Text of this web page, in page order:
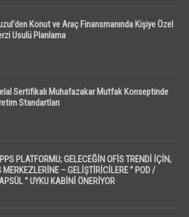
Konut ve Araç Finansmanında Kişiye Özel
Usulü Planlama
Sertifikalı Muhafazakar Mutfak Konseptinde
Standartları
PLATFORMU; GELECEĞİN OFİS TRENDİ İÇİN,
MERKEZLERİNE – GELİŞTİRİCİLERE ” POD /
” UYKU KABİNİ ÖNERİYOR